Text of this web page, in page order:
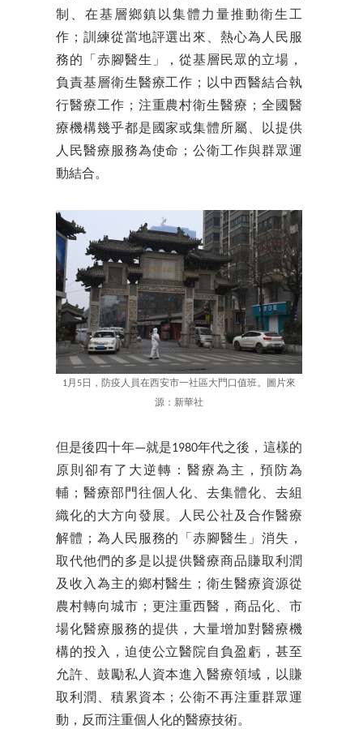
制、在基層鄉鎮以集體力量推動衛生工
作；訓練從當地評選出來、熱心為人民服
務的「赤腳醫生」，從基層民眾的立場，
負責基層衛生醫療工作；以中西醫結合執
行醫療工作；注重農村衛生醫療；全國醫
療機構幾乎都是國家或集體所屬、以提供
人民醫療服務為使命；公衛工作與群眾運
動結合。
1月5日，防疫人員在西安市一社區大門口值班。圖片來
源：新華社
但是後四十年—就是1980年代之後，這樣的
原則卻有了大逆轉：醫療為主，預防為
輔；醫療部門往個人化、去集體化、去組
織化的大方向發展。人民公社及合作醫療
解體；為人民服務的「赤腳醫生」消失，
取代他們的多是以提供醫療商品賺取利潤
及收入為主的鄉村醫生；衛生醫療資源從
農村轉向城市；更注重西醫，商品化、市
場化醫療服務的提供，大量增加對醫療機
構的投入，迫使公立醫院自負盈虧，甚至
允許、鼓勵私人資本進入醫療領域，以賺
取利潤、積累資本；公衛不再注重群眾運
動，反而注重個人化的醫療技術。